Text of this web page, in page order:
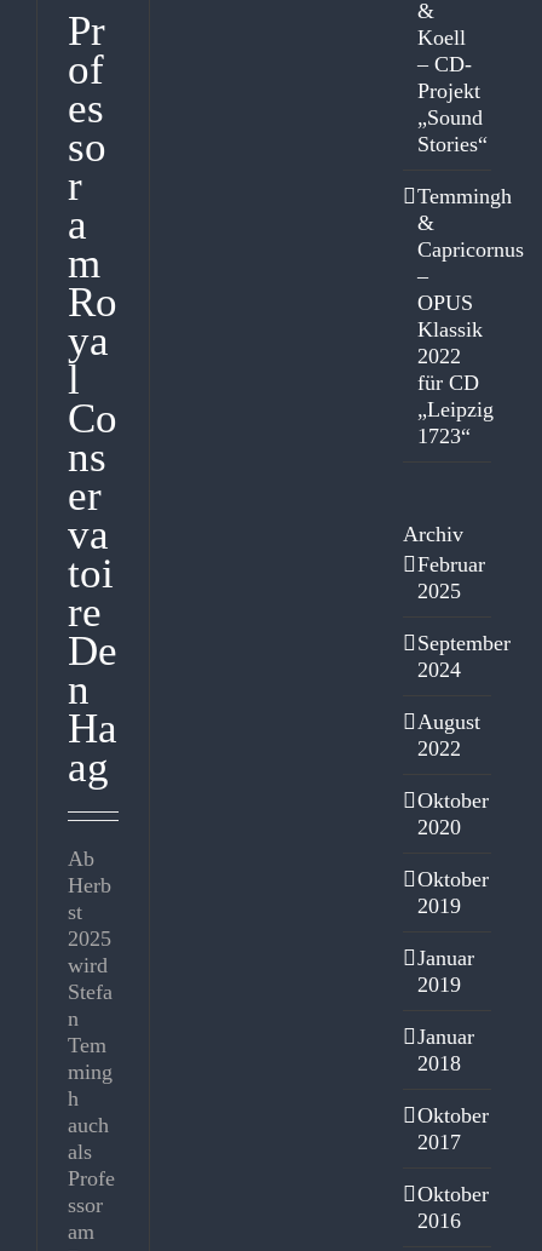
Pr
of
es
so
r
a
m
Ro
ya
l
Co
ns
er
va
toi
re
De
n
Ha
ag
Ab
Herb
st
2025
wird
Stefa
n
Tem
ming
h
auch
als
Profe
ssor
am
&
Koell
– CD-
Projekt
„Sound
Stories“
Temmingh
&
Capricornus
–
OPUS
Klassik
2022
für CD
„Leipzig
1723“
Archiv
Februar
2025
September
2024
August
2022
Oktober
2020
Oktober
2019
Januar
2019
Januar
2018
Oktober
2017
Oktober
2016